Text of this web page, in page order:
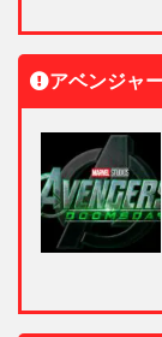
アベンジャー